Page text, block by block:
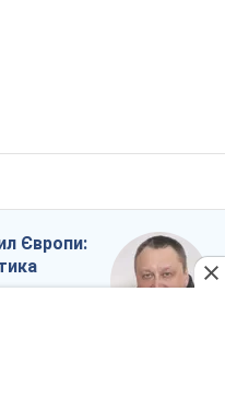
Європи: